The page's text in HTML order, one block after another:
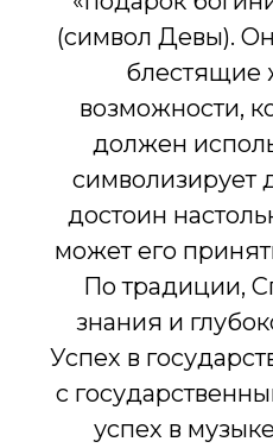
(символ Девы).
блестящие
возможности,
должен
символизирует
достоин
может его
По традиции,
знания и
Успех в
с
успех в